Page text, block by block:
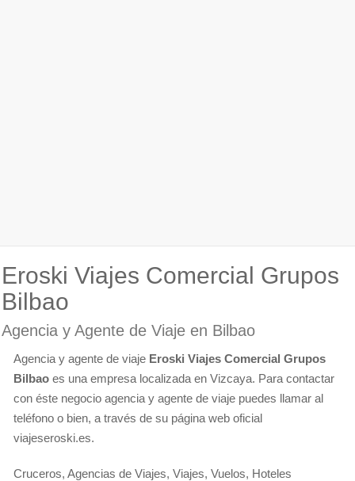
Eroski Viajes Comercial Grupos
Bilbao
Agencia y Agente de Viaje en Bilbao
Agencia y agente de viaje Eroski Viajes Comercial Grupos
Bilbao es una empresa localizada en Vizcaya. Para contactar
con éste negocio agencia y agente de viaje puedes llamar al
teléfono o bien, a través de su página web oficial
viajeseroski.es.
Cruceros, Agencias de Viajes, Viajes, Vuelos, Hoteles